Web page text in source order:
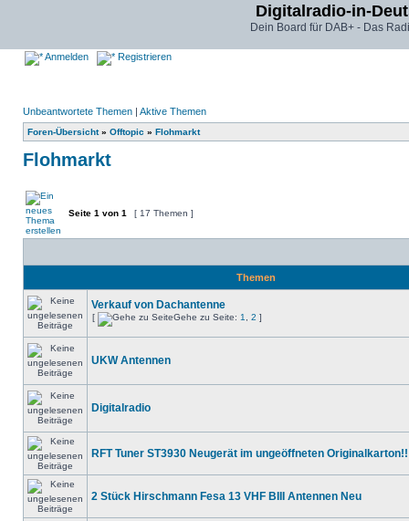
Digitalradio-in-
Dein Board für DAB+ - Das
Anmelden Registrieren
Unbeantwortete Themen | Aktive Themen
Foren-Übersicht» Offtopic » Flohmarkt
Flohmarkt
Seite 1 von 1 [ 17 Themen ]
Themen
Verkauf von Dachantenne
[ Gehe zu Seite: 1 2 ]
UKW Antennen
Digitalradio
RFT Tuner ST3930 Neugerät im ungeöffneten
2 Stück Hirschmann Fesa 13 VHF BIII Antennen Neu